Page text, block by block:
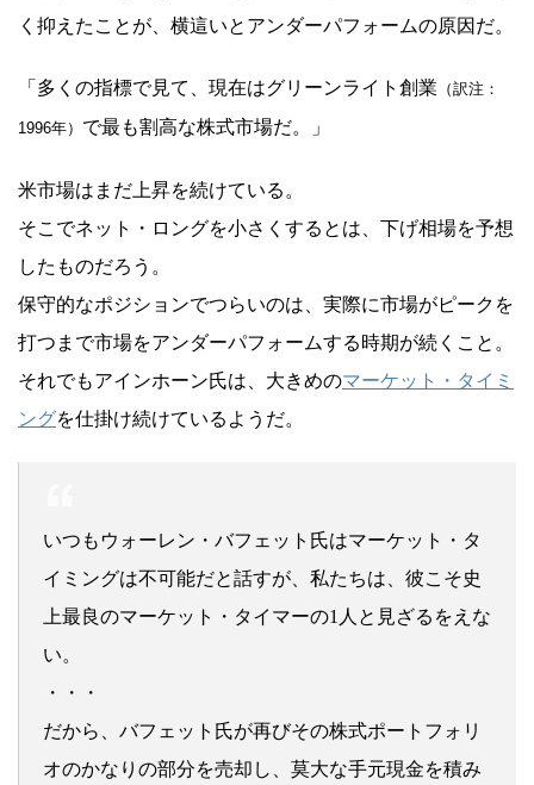
く抑えたことが、横這いとアンダーパフォームの原因だ。
「多くの指標で見て、現在はグリーンライト創業 （訳注：
1996年） で最も割高な株式市場だ。」
米市場はまだ上昇を続けている。
そこでネット・ロングを小さくするとは、下げ相場を予想
したものだろう。
保守的なポジションでつらいのは、実際に市場がピークを
打つまで市場をアンダーパフォームする時期が続くこと。
それでもアインホーン氏は、大きめのマーケット・タイミ
ングを仕掛け続けているようだ。
いつもウォーレン・バフェット氏はマーケット・タ
イミングは不可能だと話すが、私たちは、彼こそ史
上最良のマーケット・タイマーの1人と見ざるをえな
い。
・・・
だから、バフェット氏が再びその株式ポートフォリ
オのかなりの部分を売却し、莫大な手元現金を積み